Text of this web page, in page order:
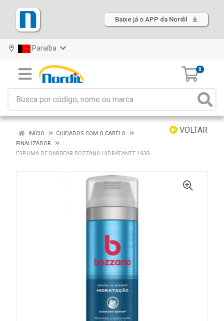
Baixe já o APP da Nordil
Paraíba
0
VOLTAR
INÍCIO
CUIDADOS COM O CABELO
FINALIZADOR
ESPUMA DE BARBEAR BOZZANO HIDRATANTE 193G